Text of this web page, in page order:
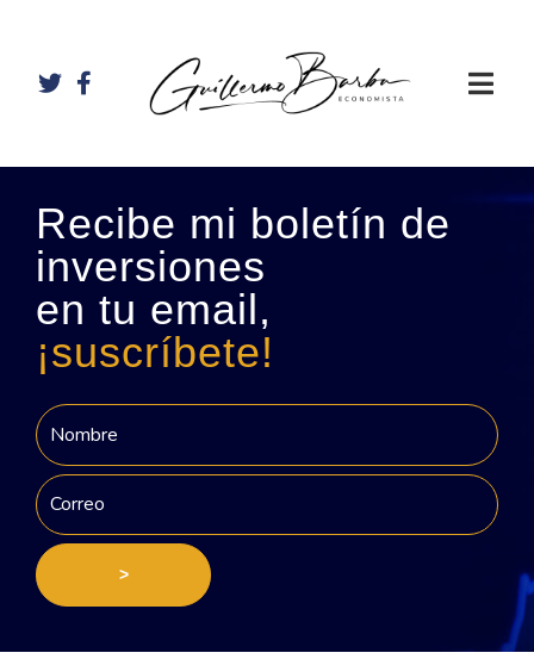
Recibe mi boletín de
inversiones
en tu email,
¡suscríbete!
>